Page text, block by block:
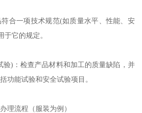
一项技术规范(如质量水平、性能、安
它的规定。
)：检查产品材料和加工的质量缺陷，并
功能试验和安全试验项目。
流程（服装为例）